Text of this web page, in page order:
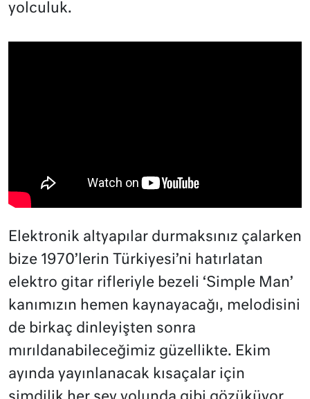
yolculuk.
Elektronik altyapılar durmaksınız çalarken
bize 1970’lerin Türkiyesi’ni hatırlatan
elektro gitar rifleriyle bezeli ‘Simple Man’
kanımızın hemen kaynayacağı, melodisini
de birkaç dinleyişten sonra
mırıldanabileceğimiz güzellikte. Ekim
ayında yayınlanacak kısaçalar için